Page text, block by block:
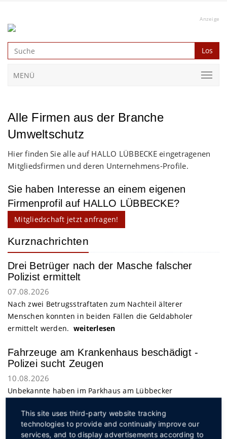
Anzeige
Los
MENÜ
Alle Firmen aus der Branche
Umweltschutz
Hier finden Sie alle auf HALLO LÜBBECKE eingetragenen
Mitgliedsfirmen und deren Unternehmens-Profile.
Sie haben Interesse an einem eigenen
Firmenprofil auf HALLO LÜBBECKE?
Mitgliedschaft jetzt anfragen!
Kurznachrichten
Drei Betrüger nach der Masche falscher
Polizist ermittelt
07.08.2026
Nach zwei Betrugsstraftaten zum Nachteil älterer
Menschen konnten in beiden Fällen die Geldabholer
ermittelt werden. weiterlesen
Fahrzeuge am Krankenhaus beschädigt -
Polizei sucht Zeugen
10.08.2026
Unbekannte haben im Parkhaus am Lübbecker
Unwesen getrieben und drei Fahrzeuge beschädigt. Die
Polizei bittet um Zeugenhinweise.weiterlesen
This site uses third-party website tracking
technologies to provide and continually improve our
services, and to display advertisements according to